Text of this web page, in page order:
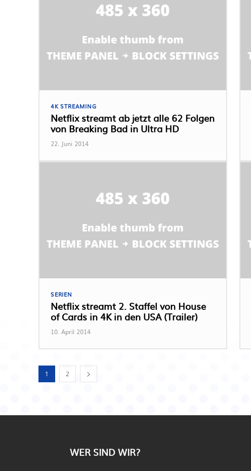
4K STREAMING
Netflix streamt ab jetzt alle 62 Folgen
von Breaking Bad in Ultra HD
22. Juni 2014
SERIEN
Netflix streamt 2. Staffel von House
of Cards in 4K in den USA (Trailer)
10. April 2014
1 2
WER SIND WIR?